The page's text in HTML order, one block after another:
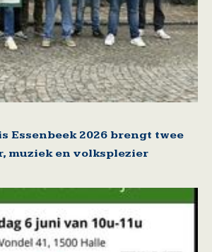
Essenbeek 2026 brengt twee
muziek en volksplezier